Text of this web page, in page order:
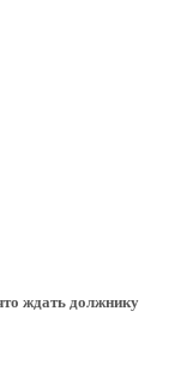
ждать должнику